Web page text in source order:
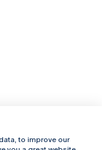
to improve our